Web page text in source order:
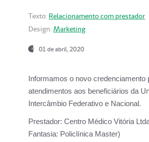
Texto: Relacionamento com prestador
Design: Marketing
01 de abril, 2020
Informamos o novo credenciamento
atendimentos aos beneficiários da
Intercâmbio Federativo e Nacional.
Prestador: Centro Médico Vitória
Fantasia: Policlínica Master)